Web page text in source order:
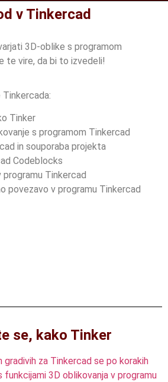
v Tinkercad
3D-oblike s programom
te vire, da bi to izvedeli!
Tinker
s programom Tinkercad
in souporaba projekta
Codeblocks
Tinkercad
povezavo v programu Tinkercad
se, kako Tinker
gradivih za Tinkercad se po korakih
3D oblikovanja v programu